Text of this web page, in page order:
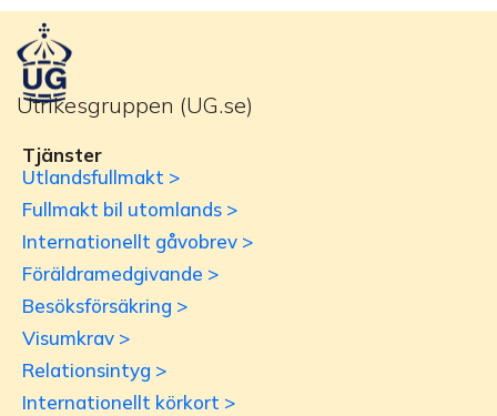
Utrikesgruppen (UG.se)
Tjänster
Utlandsfullmakt >
Fullmakt bil utomlands >
Internationellt gåvobrev >
Föräldramedgivande >
Besöksförsäkring >
Visumkrav >
Relationsintyg >
Internationellt körkort >